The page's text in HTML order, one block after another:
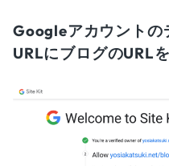
Googleアカウントの
URLにブログのURL